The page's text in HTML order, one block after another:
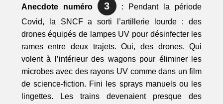
Anecdote numéro 3
: Pendant la période
Covid, la SNCF a sorti l’artillerie lourde : des
drones équipés de lampes UV pour désinfecter les
rames entre deux trajets. Oui, des drones. Qui
volent à l’intérieur des wagons pour éliminer les
microbes avec des rayons UV comme dans un film
de science-fiction. Fini les sprays manuels ou les
lingettes. Les trains devenaient presque des